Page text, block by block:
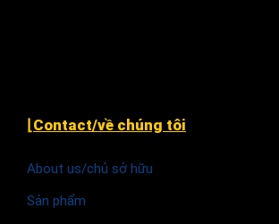
Khu TĐC Cụm 2, Quỳnh Đô, Vĩnh
⌊Contact/về chúng tôi
About us/chủ sở hữu
Sản phẩm